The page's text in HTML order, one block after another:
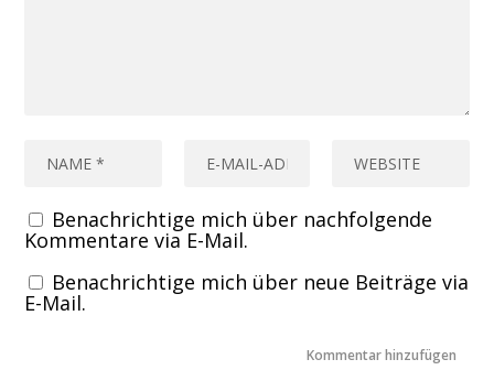
Benachrichtige mich über nachfolgende
Kommentare via E-Mail.
Benachrichtige mich über neue Beiträge via
E-Mail.